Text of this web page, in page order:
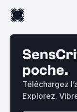
poche.
Téléchargez
Explorez.